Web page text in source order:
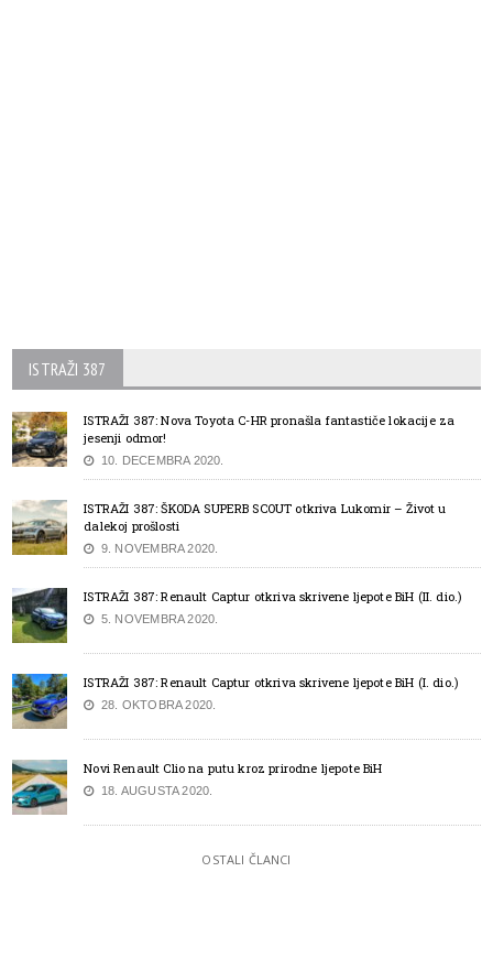
ISTRAŽI 387
ISTRAŽI 387: Nova Toyota C-HR pronašla fantastiče lokacije za
jesenji odmor!
10. DECEMBRA 2020.
ISTRAŽI 387: ŠKODA SUPERB SCOUT otkriva Lukomir – Život u
dalekoj prošlosti
9. NOVEMBRA 2020.
ISTRAŽI 387: Renault Captur otkriva skrivene ljepote BiH (II. dio.)
5. NOVEMBRA 2020.
ISTRAŽI 387: Renault Captur otkriva skrivene ljepote BiH (I. dio.)
28. OKTOBRA 2020.
Novi Renault Clio na putu kroz prirodne ljepote BiH
18. AUGUSTA 2020.
OSTALI ČLANCI